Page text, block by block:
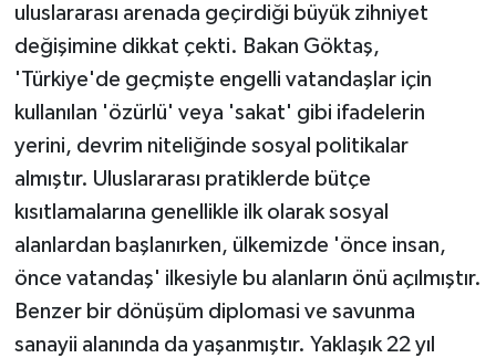
uluslararası arenada geçirdiği büyük zihniyet
değişimine dikkat çekti. Bakan Göktaş,
'Türkiye'de geçmişte engelli vatandaşlar için
kullanılan 'özürlü' veya 'sakat' gibi ifadelerin
yerini, devrim niteliğinde sosyal politikalar
almıştır. Uluslararası pratiklerde bütçe
kısıtlamalarına genellikle ilk olarak sosyal
alanlardan başlanırken, ülkemizde 'önce insan,
önce vatandaş' ilkesiyle bu alanların önü açılmıştır.
Benzer bir dönüşüm diplomasi ve savunma
sanayii alanında da yaşanmıştır. Yaklaşık 22 yıl